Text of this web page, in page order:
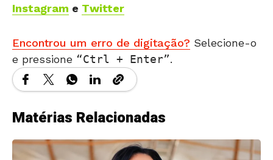
Instagram e Twitter
Encontrou um erro de digitação? Selecione-o
e pressione
Ctrl + Enter .
Matérias Relacionadas